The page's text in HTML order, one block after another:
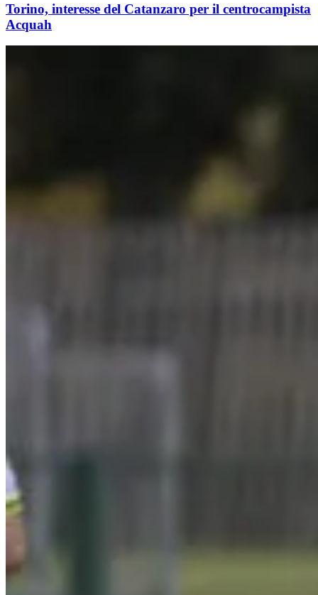
Torino, interesse del Catanzaro per il centrocampista
Acquah